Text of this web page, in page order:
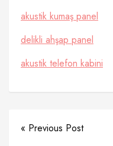
akustik kumaş panel
delikli ahşap panel
akustik telefon kabini
« Previous Post